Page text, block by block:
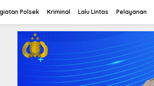
Polsek Kriminal Lalu Lintas Pelayanan